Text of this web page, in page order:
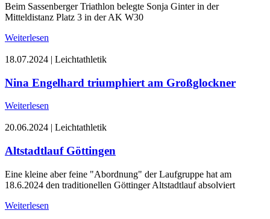
Beim Sassenberger Triathlon belegte Sonja Ginter in der
Mitteldistanz Platz 3 in der AK W30
Weiterlesen
18.07.2024 | Leichtathletik
Nina Engelhard triumphiert am Großglockner
Weiterlesen
20.06.2024 | Leichtathletik
Altstadtlauf Göttingen
Eine kleine aber feine "Abordnung" der Laufgruppe hat am
18.6.2024 den traditionellen Göttinger Altstadtlauf absolviert
Weiterlesen